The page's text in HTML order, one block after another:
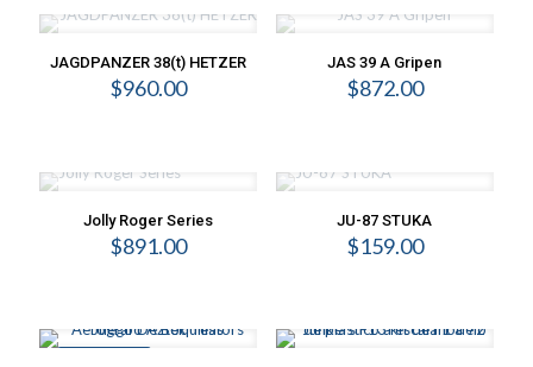
JAGDPANZER 38(t) HETZER
$960.00
JAS 39 A Gripen
$872.00
Jolly Roger Series
$891.00
JU-87 STUKA
$159.00